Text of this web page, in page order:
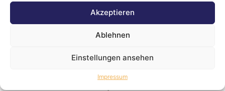
Akzeptieren
Ablehnen
Einstellungen ansehen
Impressum
Abgelaufen